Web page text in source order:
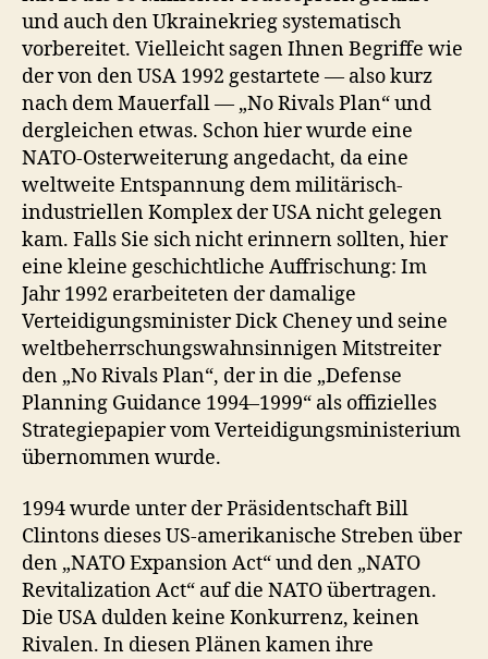
und auch den Ukrainekrieg systematisch
vorbereitet. Vielleicht sagen Ihnen Begriffe wie
der von den USA 1992 gestartete — also kurz
nach dem Mauerfall — „No Rivals Plan“ und
dergleichen etwas. Schon hier wurde eine
NATO-Osterweiterung angedacht, da eine
weltweite Entspannung dem militärisch-
industriellen Komplex der USA nicht gelegen
kam. Falls Sie sich nicht erinnern sollten, hier
eine kleine geschichtliche Auffrischung: Im
Jahr 1992 erarbeiteten der damalige
Verteidigungsminister Dick Cheney und seine
weltbeherrschungswahnsinnigen Mitstreiter
den „No Rivals Plan“, der in die „Defense
Planning Guidance 1994–1999“ als offizielles
Strategiepapier vom Verteidigungsministerium
übernommen wurde.
1994 wurde unter der Präsidentschaft Bill
Clintons dieses US-amerikanische Streben über
den „NATO Expansion Act“ und den „NATO
Revitalization Act“ auf die NATO übertragen.
Die USA dulden keine Konkurrenz, keinen
Rivalen. In diesen Plänen kamen ihre